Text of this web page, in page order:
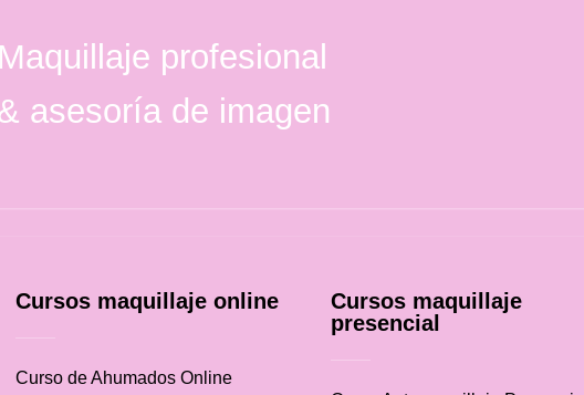
Maquillaje profesional
asesoría de imagen
Cursos maquillaje online
Curso de Ahumados Online
Cursos maquillaje
presencial